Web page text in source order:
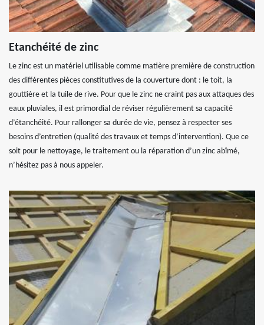
Etanchéité de zinc
Le zinc est un matériel utilisable comme matière première de construction
des différentes pièces constitutives de la couverture dont : le toit, la
gouttière et la tuile de rive. Pour que le zinc ne craint pas aux attaques des
eaux pluviales, il est primordial de réviser régulièrement sa capacité
d’étanchéité. Pour rallonger sa durée de vie, pensez à respecter ses
besoins d’entretien (qualité des travaux et temps d’intervention). Que ce
soit pour le nettoyage, le traitement ou la réparation d’un zinc abîmé,
n’hésitez pas à nous appeler.